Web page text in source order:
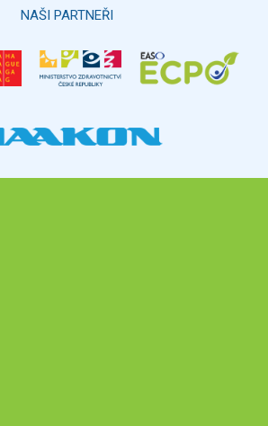
NAŠI PARTNEŘI